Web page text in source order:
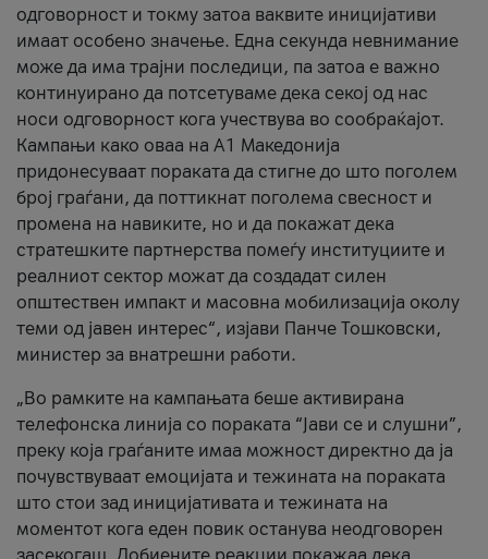
одговорност и токму затоа ваквите иницијативи
имаат особено значење. Една секунда невнимание
може да има трајни последици, па затоа е важно
континуирано да потсетуваме дека секој од нас
носи одговорност кога учествува во сообраќајот.
Кампањи како оваа на A1 Македонија
придонесуваат пораката да стигне до што поголем
број граѓани, да поттикнат поголема свесност и
промена на навиките, но и да покажат дека
стратешките партнерства помеѓу институциите и
реалниот сектор можат да создадат силен
општествен импакт и масовна мобилизација околу
теми од јавен интерес“, изјави Панче Тошковски,
министер за внатрешни работи.
„Во рамките на кампањата беше активирана
телефонска линија со пораката “Јави се и слушни”,
преку која граѓаните имаа можност директно да ја
почувствуваат емоцијата и тежината на пораката
што стои зад иницијативата и тежината на
моментот кога еден повик останува неодговорен